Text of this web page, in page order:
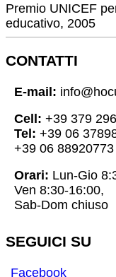
Premio UNICEF
educativo, 2005
CONTATTI
E-mail:
Cell: +39 379
Tel: +39 06
+39 06 88920773
Orari: Lun-Gio
Ven 8:30-16:00,
Sab-Dom chiuso
SEGUICI SU
Facebook